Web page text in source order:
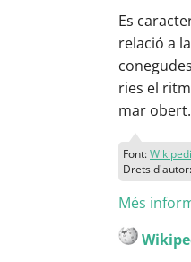
Es
relació a
ries el
mar obert.
Font:
Drets
Més